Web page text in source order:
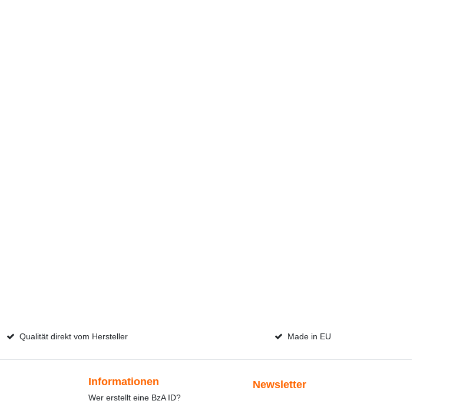
Qualität direkt vom Hersteller Made in EU
Informationen
Wer erstellt eine BzA ID?
Newsletter